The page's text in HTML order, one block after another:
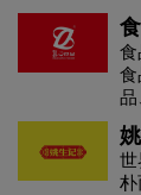
杜松子酒
地铁logo设计
D字母酒店
健
设
分
食
食
品
世
朴